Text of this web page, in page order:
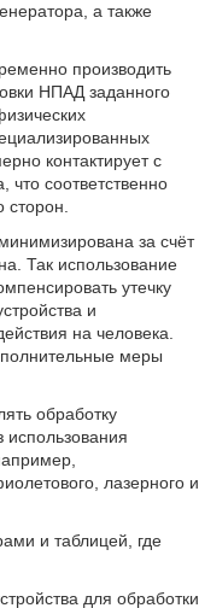
а также
производить
НПАД заданного
контактирует с
что соответственно
сторон.
за счёт
Так использование
утечку
и
на человека.
меры
обработку
использования
лазерного и
и таблицей, где
для обработки